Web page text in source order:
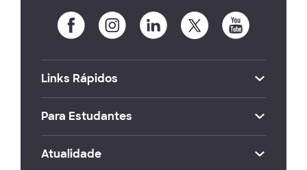
Links Rápidos
Para Estudantes
Atualidade